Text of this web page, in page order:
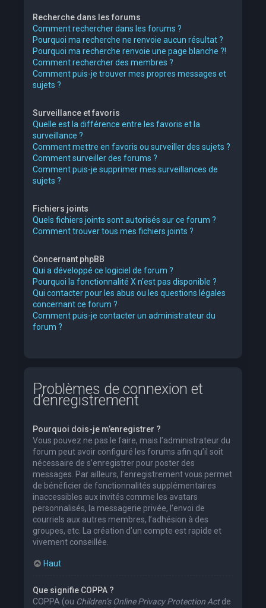
Recherche dans les forums
Comment rechercher dans les forums ?
Pourquoi ma recherche ne renvoie aucun résultat ?
Pourquoi ma recherche renvoie une page blanche ?!
Comment rechercher des membres ?
Comment puis-je trouver mes propres messages et
sujets ?
Surveillance et favoris
Quelle est la différence entre les favoris et la
surveillance ?
Comment mettre en favoris ou surveiller des sujets ?
Comment surveiller des forums ?
Comment puis-je supprimer mes surveillances de
sujets ?
Fichiers joints
Quels fichiers joints sont autorisés sur ce forum ?
Comment trouver tous mes fichiers joints ?
Concernant phpBB
Qui a développé ce logiciel de forum ?
Pourquoi la fonctionnalité X n’est pas disponible ?
Qui contacter pour les abus ou les questions légales
concernant ce forum ?
Comment puis-je contacter un administrateur du
forum ?
Problèmes de connexion et
d’enregistrement
Pourquoi dois-je m’enregistrer ?
Vous pouvez ne pas le faire, mais l’administrateur du
forum peut avoir configuré les forums afin qu’il soit
nécessaire de s’enregistrer pour poster des
messages. Par ailleurs, l’enregistrement vous permet
de bénéficier de fonctionnalités supplémentaires
inaccessibles aux invités comme les avatars
personnalisés, la messagerie privée, l’envoi de
courriels aux autres membres, l’adhésion à des
groupes, etc. La création d’un compte est rapide et
vivement conseillée.
Haut
Que signifie COPPA ?
COPPA (ou Children’s Online Privacy Protection Actde